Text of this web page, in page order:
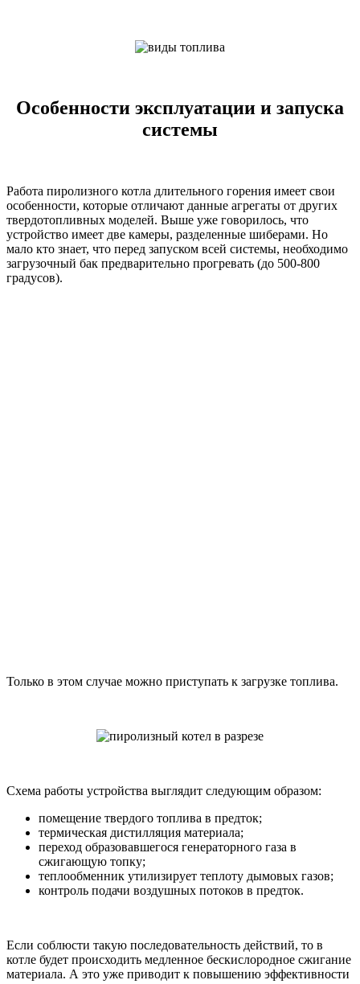
Особенности эксплуатации и запуска
системы
Работа пиролизного котла длительного горения имеет свои
особенности, которые отличают данные агрегаты от других
твердотопливных моделей. Выше уже говорилось, что
устройство имеет две камеры, разделенные шиберами. Но
мало кто знает, что перед запуском всей системы, необходимо
загрузочный бак предварительно прогревать (до 500-800
градусов).
Только в этом случае можно приступать к загрузке топлива.
Схема работы устройства выглядит следующим образом:
помещение твердого топлива в предток;
термическая дистилляция материала;
переход образовавшегося генераторного газа в
сжигающую топку;
теплообменник утилизирует теплоту дымовых газов;
контроль подачи воздушных потоков в предток.
Если соблюсти такую последовательность действий, то в
котле будет происходить медленное бескислородное сжигание
материала. А это уже приводит к повышению эффективности